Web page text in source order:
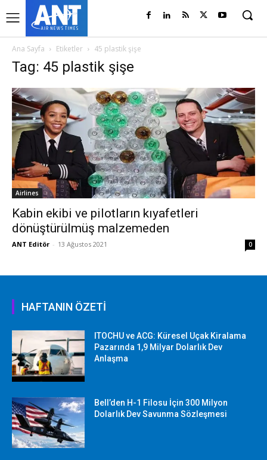
Ana Sayfa Etiketler 45 plastik şişe
Tag: 45 plastik şişe
Airlines
Kabin ekibi ve pilotların kıyafetleri
dönüştürülmüş malzemeden
ANT Editör - 13 Ağustos 2021 0
HAFTANIN ÖZETİ
ITOCHU ve ACG: Küresel Uçak Kiralama
Pazarında 1,9 Milyar Dolarlık Dev
Anlaşma
Bell’den H-1 Filosu İçin 300 Milyon
Dolarlık Dev Savunma Sözleşmesi